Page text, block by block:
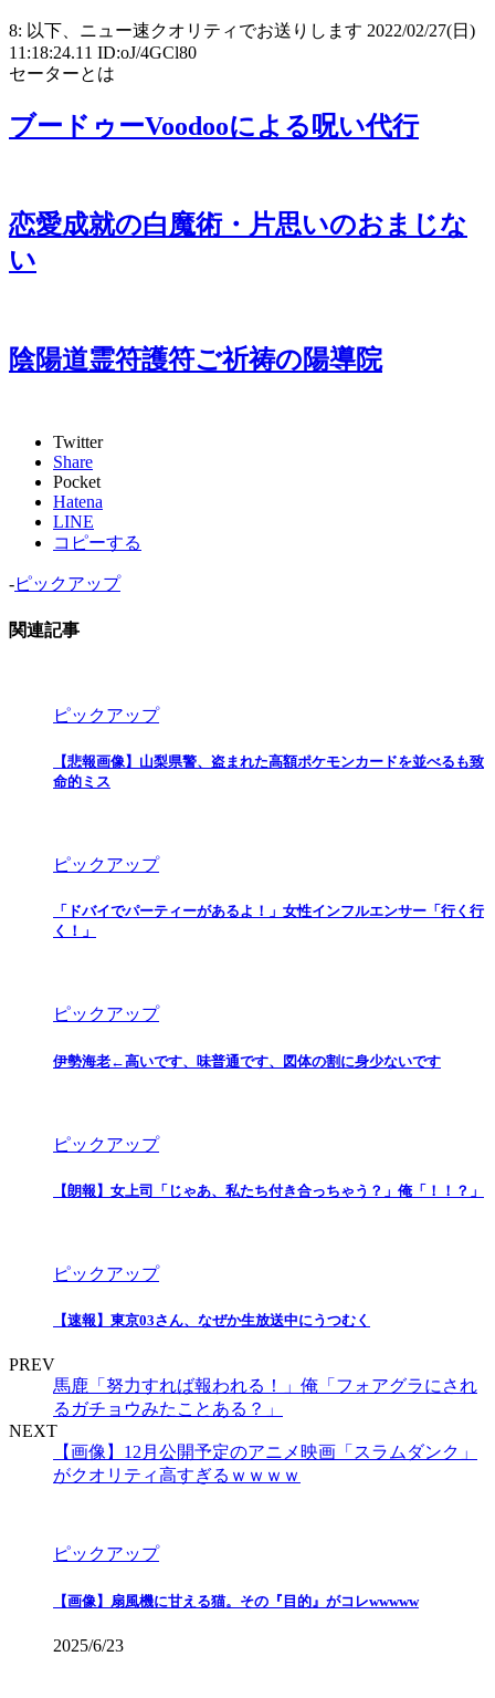
8: 以下、ニュー速クオリティでお送りします 2022/02/27(日)
11:18:24.11 ID:oJ/4GCl80
セーターとは
ブードゥーVoodooによる呪い代行
恋愛成就の白魔術・片思いのおまじな
い
陰陽道霊符護符ご祈祷の陽導院
Twitter
Share
Pocket
Hatena
LINE
コピーする
-ピックアップ
関連記事
ピックアップ
【悲報画像】山梨県警、盗まれた高額ポケモンカードを並べるも致
命的ミス
ピックアップ
「ドバイでパーティーがあるよ！」女性インフルエンサー「行く行
く！」
ピックアップ
伊勢海老←高いです、味普通です、図体の割に身少ないです
ピックアップ
【朗報】女上司「じゃあ、私たち付き合っちゃう？」俺「！！？」
ピックアップ
【速報】東京03さん、なぜか生放送中にうつむく
PREV
馬鹿「努力すれば報われる！」俺「フォアグラにされ
るガチョウみたことある？」
NEXT
【画像】12月公開予定のアニメ映画「スラムダンク」
がクオリティ高すぎるｗｗｗｗ
ピックアップ
【画像】扇風機に甘える猫。その『目的』がコレwwwww
2025/6/23